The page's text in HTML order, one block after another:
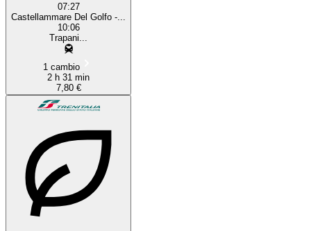
07:27
Castellammare Del Golfo -...
10:06
Trapani...
1 cambio
2 h 31 min
7,80 €